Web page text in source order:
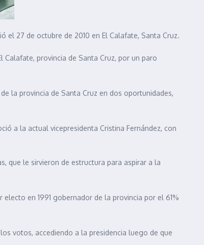
el 27 de octubre de 2010 en El Calafate, Santa Cruz.
provincia de Santa Cruz, por un paro
la provincia de Santa Cruz en dos oportunidades,
a la actual vicepresidenta Cristina Fernández, con
que le sirvieron de estructura para aspirar a la
en 1991 gobernador de la provincia por el 61%
votos, accediendo a la presidencia luego de que